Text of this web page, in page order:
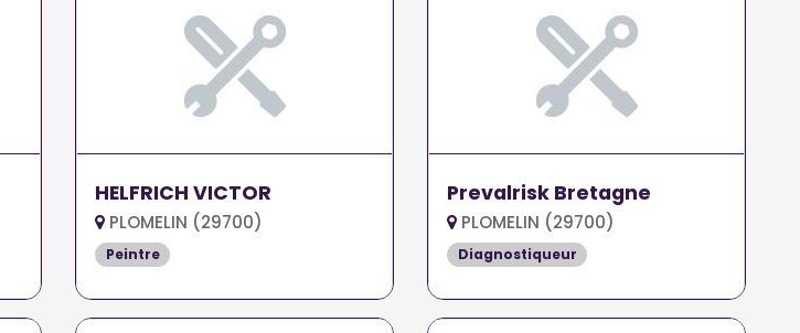
HELFRICH VICTOR
PLOMELIN (29700)
Peintre
Prevalrisk Bretagne
PLOMELIN (29700)
Diagnostiqueur